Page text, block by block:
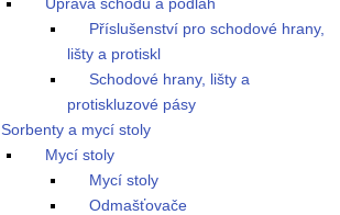
Úprava schodů a podlah
Příslušenství pro schodové hrany,
lišty a protiskl
Schodové hrany, lišty a
protiskluzové pásy
Sorbenty a mycí stoly
Mycí stoly
Mycí stoly
Odmašťovače